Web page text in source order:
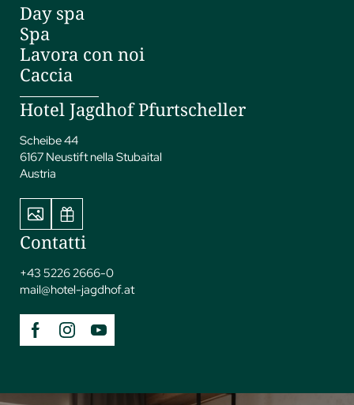
Day spa
Spa
Lavora con noi
Caccia
Hotel Jagdhof Pfurtscheller
Scheibe 44
6167 Neustift nella Stubaital
Austria
Contatti
+43 5226 2666-0
mail@hotel-jagdhof.at